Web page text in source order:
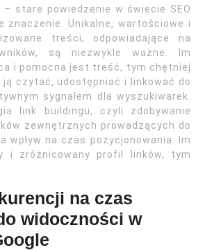
stare powiedzenie w świecie SEO
znaczenie. Unikalne, wartościowe i
treści, odpowiadające na
są niezwykle ważne. Im
i pomocna jest treść, tym chętniej
ją czytać, udostępniać i linkować do
sygnałem dla wyszukiwarek.
link buildingu, czyli zdobywanie
zewnętrznych prowadzących do
wpływ na czas pozycjonowania. Im
i zróżnicowany profil linków, tym
na czas
widoczności w